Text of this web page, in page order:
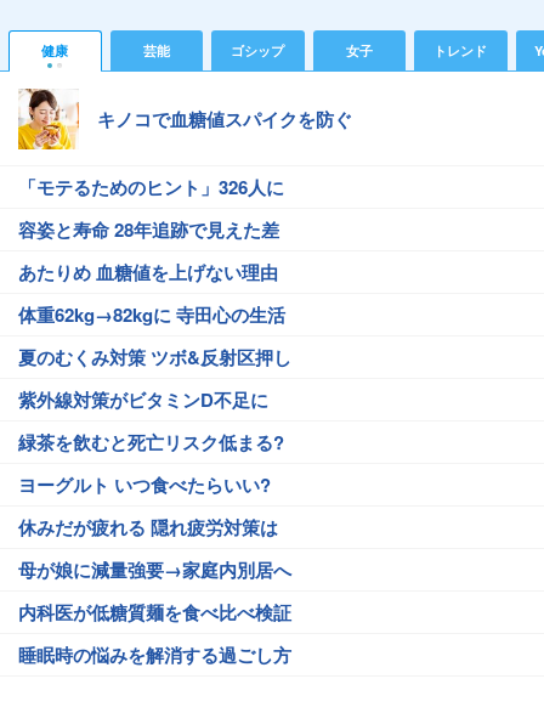
健康 芸能 ゴシップ 女子 トレンド
キノコで血糖値スパイクを防ぐ
「モテるためのヒント」326人に
容姿と寿命 28年追跡で見えた差
あたりめ 血糖値を上げない理由
体重62kg→82kgに 寺田心の生活
夏のむくみ対策 ツボ&反射区押し
紫外線対策がビタミンD不足に
緑茶を飲むと死亡リスク低まる?
ヨーグルト いつ食べたらいい?
休みだが疲れる 隠れ疲労対策は
母が娘に減量強要→家庭内別居へ
内科医が低糖質麺を食べ比べ検証
睡眠時の悩みを解消する過ごし方